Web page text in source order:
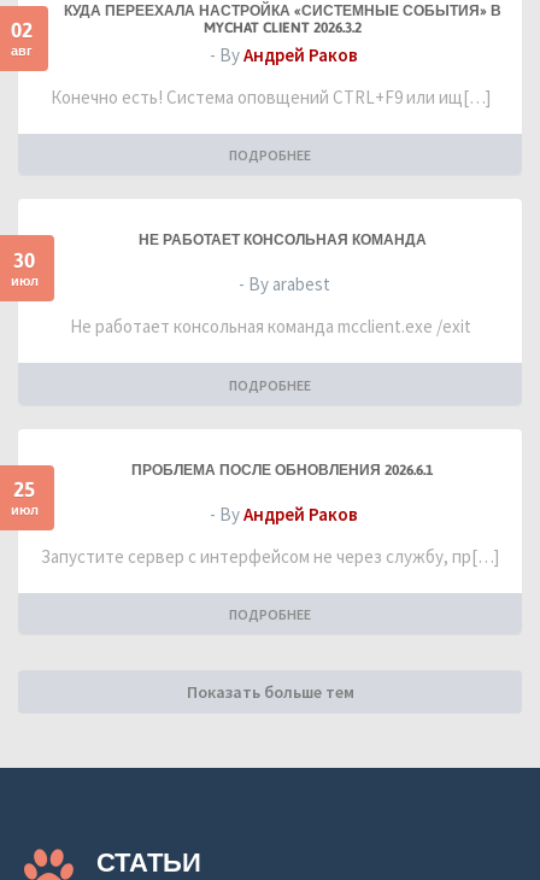
02
авг
КУДА ПЕРЕЕХАЛА НАСТРОЙКА «СИСТЕМНЫЕ СОБЫТИЯ» В
MYCHAT CLIENT 2026.3.2
- ByАндрей Раков
Конечно есть! Система оповщений CTRL+F9 или ищ[…]
ПОДРОБНЕЕ
30
июл
НЕ РАБОТАЕТ КОНСОЛЬНАЯ КОМАНДА
- By arabest
Не работает консольная команда mcclient.exe /exit
ПОДРОБНЕЕ
25
июл
ПРОБЛЕМА ПОСЛЕ ОБНОВЛЕНИЯ 2026.6.1
- ByАндрей Раков
Запустите сервер с интерфейсом не через службу, пр[…]
ПОДРОБНЕЕ
Показать больше тем
СТАТЬИ